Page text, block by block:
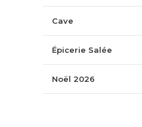
Cave
Épicerie Salée
Noël 2026